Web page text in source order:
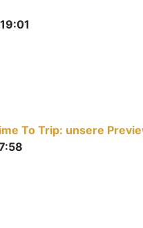
To Trip: unsere